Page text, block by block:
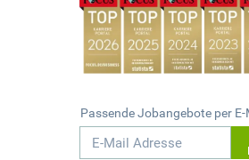
Passende Jobangebote per